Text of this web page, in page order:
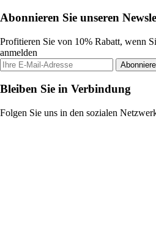
Abonnieren Sie unseren
Profitieren Sie von 10% Rabatt, wenn
anmelden
Bleiben Sie in Verbindung
Folgen Sie uns in den sozialen